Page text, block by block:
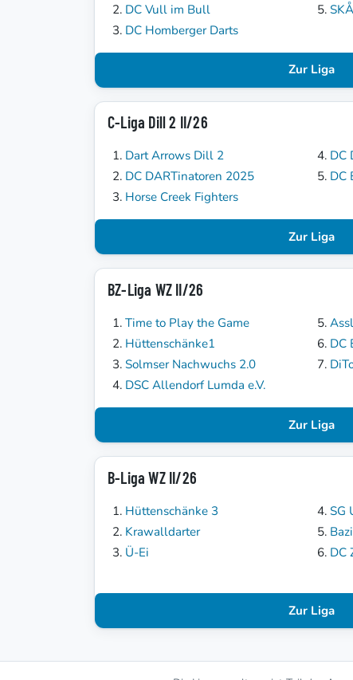
DC Vull im Bull
DC Homberger Darts
Zur Liga
C-Liga Dill 2 II/26
Dart Arrows Dill 2
DC DARTinatoren 2025
Horse Creek Fighters
DC
DC
Zur Liga
BZ-Liga WZ II/26
Time to Play the Game
Hüttenschänke1
Solmser Nachwuchs 2.0
DSC Allendorf Lumda e.V.
DC
Zur Liga
B-Liga WZ II/26
Hüttenschänke 3
Krawalldarter
Ü-Ei
SG
DC
Zur Liga